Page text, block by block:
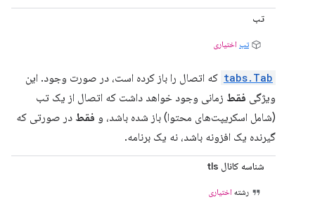
تب
تب اختیاری
tabs.Tab که اتصال را باز کرده است، در صورت وجود. این
ویژگی فقط زمانی وجود خواهد داشت که اتصال از یک تب
(شامل اسکریپت‌های محتوا) باز شده باشد، و فقط در صورتی که
گیرنده یک افزونه باشد، نه یک برنامه.
شناسه کانال tls
رشته اختیاری